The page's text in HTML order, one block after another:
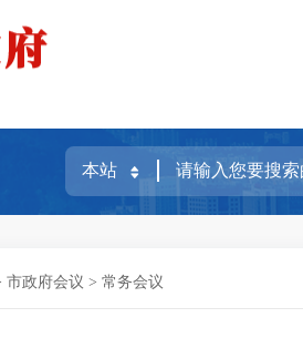
市政府会议 > 常务会议